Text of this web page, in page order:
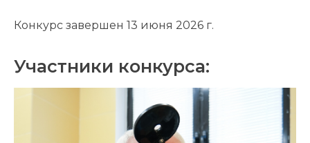
Конкурс завершен 13 июня 2026 г.
Участники конкурса: